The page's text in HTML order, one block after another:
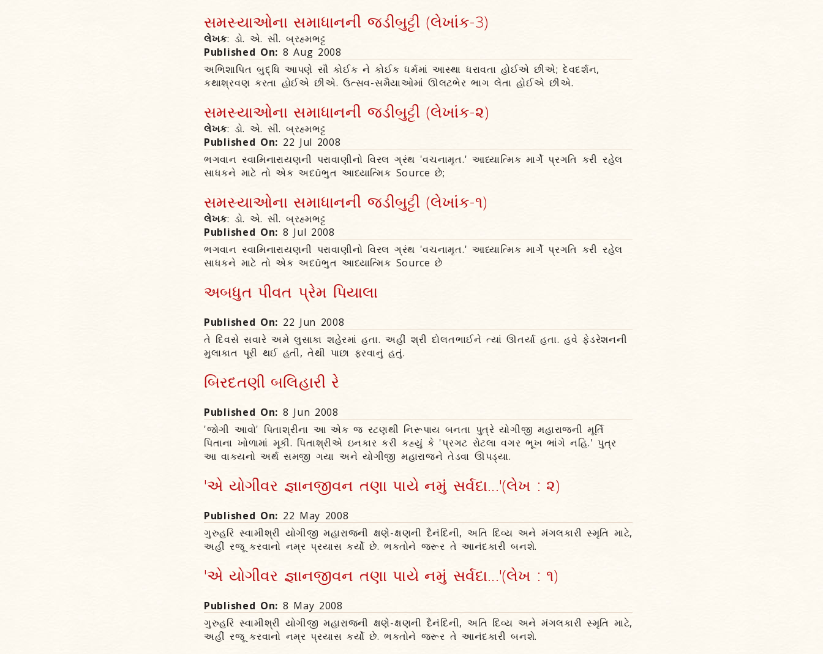
સમસ્યાઓના સમાધાનની જડીબુટ્ટી (લેખાંક-3)
લેખક: ડો. એ. સી. બ્રહ્મભટ્ટ
Published On: 8 Aug 2008
અભિશાપિત બુદ્ધિ આપણે સૌ કોઈક ને કોઈક ધર્મમાં આસ્થા ધરાવતા હોઈએ છીએ; દેવદર્શન,
કથાશ્રવણ કરતા હોઈએ છીએ. ઉત્સવ-સમૈયાઓમાં ઊલટભેર ભાગ લેતા હોઈએ છીએ.
સમસ્યાઓના સમાધાનની જડીબુટ્ટી (લેખાંક-૨)
લેખક: ડો. એ. સી. બ્રહ્મભટ્ટ
Published On: 22 Jul 2008
ભગવાન સ્વામિનારાયણની પરાવાણીનો વિરલ ગ્રંથ 'વચનામૃત.' આધ્યાત્મિક માર્ગે પ્રગતિ કરી રહેલ
સાધકને માટે તો એક અદûભુત આધ્યાત્મિક Source છે;
સમસ્યાઓના સમાધાનની જડીબુટ્ટી (લેખાંક-૧)
લેખક: ડો. એ. સી. બ્રહ્મભટ્ટ
Published On: 8 Jul 2008
ભગવાન સ્વામિનારાયણની પરાવાણીનો વિરલ ગ્રંથ 'વચનામૃત.' આધ્યાત્મિક માર્ગે પ્રગતિ કરી રહેલ
સાધકને માટે તો એક અદûભુત આધ્યાત્મિક Source છે
અબધુત પીવત પ્રેમ પિયાલા
Published On: 22 Jun 2008
તે દિવસે સવારે અમે લુસાકા શહેરમાં હતા. અહીં શ્રી દોલતભાઈને ત્યાં ઊતર્યા હતા. હવે ફેડરેશનની
મુલાકાત પૂરી થઈ હતી, તેથી પાછા ફરવાનું હતું.
બિરદતણી બલિહારી રે
Published On: 8 Jun 2008
'જોગી આવો' પિતાશ્રીના આ એક જ રટણથી નિરૂપાય બનતા પુત્રે યોગીજી મહારાજની મૂર્તિ
પિતાના ખોળામાં મૂકી. પિતાશ્રીએ ઇનકાર કરી કહ્યું કે 'પ્રગટ રોટલા વગર ભૂખ ભાંગે નહિ.' પુત્ર
આ વાક્યનો અર્થ સમજી ગયા અને યોગીજી મહારાજને તેડવા ઊપડ્યા.
'એ યોગીવર જ્ઞાનજીવન તણા પાયે નમું સર્વદા...'(લેખ : ૨)
Published On: 22 May 2008
ગુરુહરિ સ્વામીશ્રી યોગીજી મહારાજની ક્ષણે-ક્ષણની દૈનંદિની, અતિ દિવ્ય અને મંગલકારી સ્મૃતિ માટે,
અહીં રજૂ કરવાનો નમ્ર પ્રયાસ કર્યો છે. ભક્તોને જરૂર તે આનંદકારી બનશે.
'એ યોગીવર જ્ઞાનજીવન તણા પાયે નમું સર્વદા...'(લેખ : ૧)
Published On: 8 May 2008
ગુરુહરિ સ્વામીશ્રી યોગીજી મહારાજની ક્ષણે-ક્ષણની દૈનંદિની, અતિ દિવ્ય અને મંગલકારી સ્મૃતિ માટે,
અહીં રજૂ કરવાનો નમ્ર પ્રયાસ કર્યો છે. ભક્તોને જરૂર તે આનંદકારી બનશે.